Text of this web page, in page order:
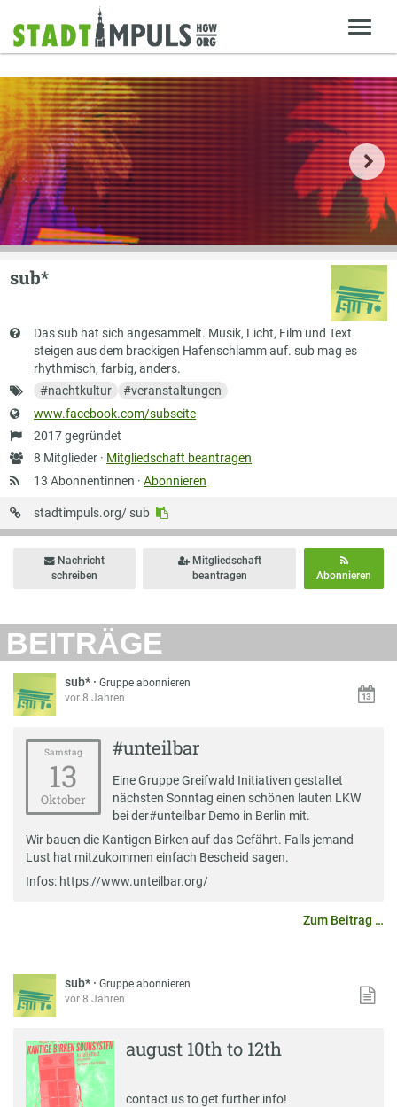
sub*
Kurzbeschreibung
Das sub hat sich angesammelt. Musik, Licht, Film und Text
steigen aus dem brackigen Hafenschlamm auf. sub mag es
rhythmisch, farbig, anders.
Schlagworte
#nachtkultur #veranstaltungen
Website
www.facebook.com/subseite
Gründung
2017 gegründet
Anzahl
Mitglieder
8 Mitglieder · Mitgliedschaft beantragen
13 Abonnentinnen ·Abonnieren
URL
auf
stadtimpuls.org/ sub
Nachricht
schreiben
Mitgliedschaft
beantragen
Abonnieren
BEITRÄGE
sub* ·Gruppe abonnieren
vor 8 Jahren
Samstag
13
Oktober
#unteilbar
Eine Gruppe Greifwald Initiativen gestaltet
nächsten Sonntag einen schönen lauten LKW
bei der#unteilbar Demo in Berlin mit.
Wir bauen die Kantigen Birken auf das Gefährt. Falls jemand
Lust hat mitzukommen einfach Bescheid sagen.
Infos: https://www.unteilbar.org/
Zum Beitrag …
sub* ·Gruppe abonnieren
vor 8 Jahren
august 10th to 12th
contact us to get further info!